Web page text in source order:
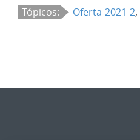
Tópicos:
Oferta-2021-2,